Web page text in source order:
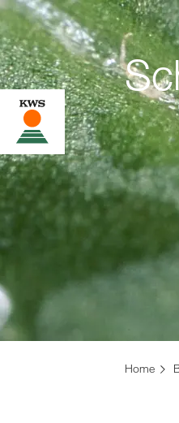
Sie
Home